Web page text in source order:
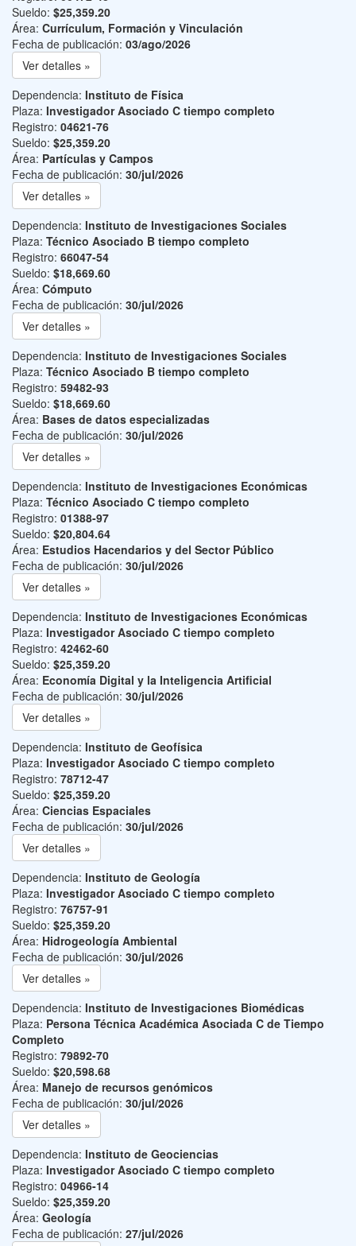
Sueldo: $25,359.20
Área: Currículum, Formación y Vinculación
Fecha de publicación: 03/ago/2026
Ver detalles »
Dependencia: Instituto de Física
Plaza: Investigador Asociado C tiempo completo
Registro: 04621-76
Sueldo: $25,359.20
Área: Partículas y Campos
Fecha de publicación: 30/jul/2026
Ver detalles »
Dependencia: Instituto de Investigaciones Sociales
Plaza: Técnico Asociado B tiempo completo
Registro: 66047-54
Sueldo: $18,669.60
Área: Cómputo
Fecha de publicación: 30/jul/2026
Ver detalles »
Dependencia: Instituto de Investigaciones Sociales
Plaza: Técnico Asociado B tiempo completo
Registro: 59482-93
Sueldo: $18,669.60
Área: Bases de datos especializadas
Fecha de publicación: 30/jul/2026
Ver detalles »
Dependencia: Instituto de Investigaciones Económicas
Plaza: Técnico Asociado C tiempo completo
Registro: 01388-97
Sueldo: $20,804.64
Área: Estudios Hacendarios y del Sector Público
Fecha de publicación: 30/jul/2026
Ver detalles »
Dependencia: Instituto de Investigaciones Económicas
Plaza: Investigador Asociado C tiempo completo
Registro: 42462-60
Sueldo: $25,359.20
Área: Economía Digital y la Inteligencia Artificial
Fecha de publicación: 30/jul/2026
Ver detalles »
Dependencia: Instituto de Geofísica
Plaza: Investigador Asociado C tiempo completo
Registro: 78712-47
Sueldo: $25,359.20
Área: Ciencias Espaciales
Fecha de publicación: 30/jul/2026
Ver detalles »
Dependencia: Instituto de Geología
Plaza: Investigador Asociado C tiempo completo
Registro: 76757-91
Sueldo: $25,359.20
Área: Hidrogeología Ambiental
Fecha de publicación: 30/jul/2026
Ver detalles »
Dependencia: Instituto de Investigaciones Biomédicas
Plaza: Persona Técnica Académica Asociada C de Tiempo
Completo
Registro: 79892-70
Sueldo: $20,598.68
Área: Manejo de recursos genómicos
Fecha de publicación: 30/jul/2026
Ver detalles »
Dependencia: Instituto de Geociencias
Plaza: Investigador Asociado C tiempo completo
Registro: 04966-14
Sueldo: $25,359.20
Área: Geología
Fecha de publicación: 27/jul/2026